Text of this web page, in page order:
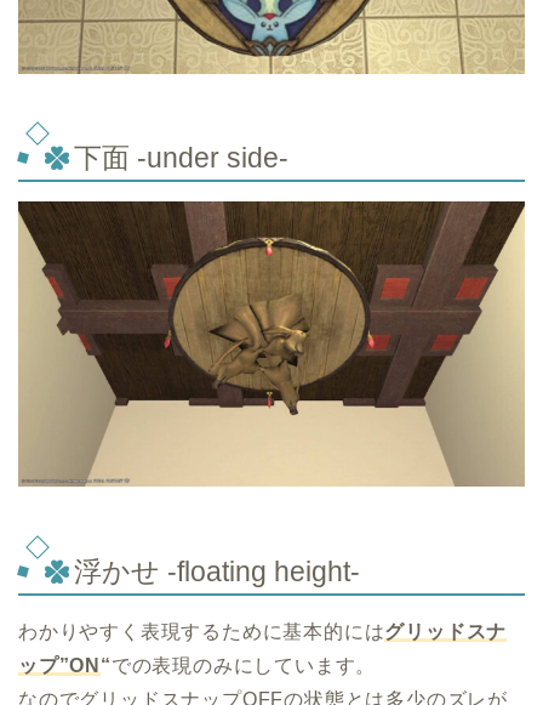
下面 -under side-
浮かせ -floating height-
わかりやすく表現するために基本的にはグリッドスナ
ップ”ON “での表現のみにしています。
なのでグリッドスナップOFFの状態とは多少のズレが